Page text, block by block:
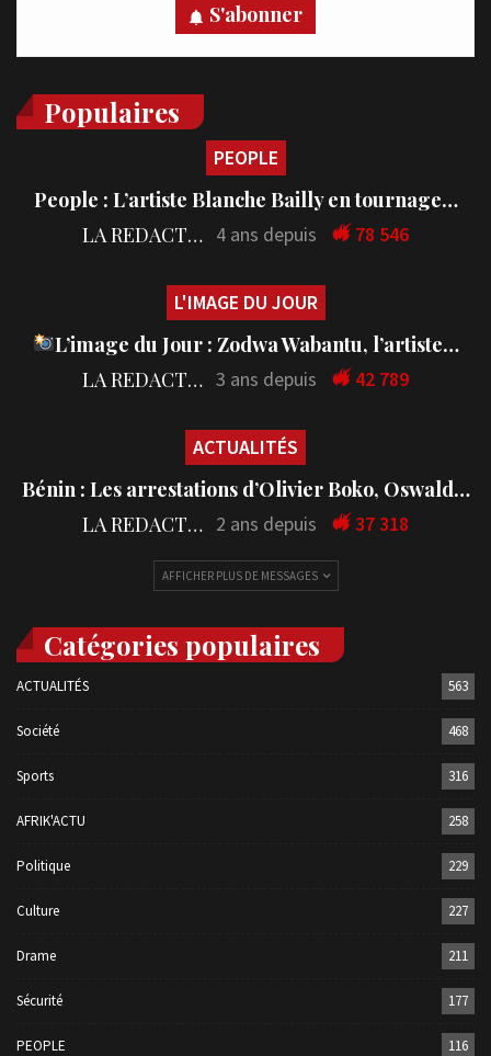
S'abonner
Populaires
PEOPLE
People : L’artiste Blanche Bailly en tournage…
LA REDACTION 4 ans depuis 78 546
L'IMAGE DU JOUR
L’image du Jour : Zodwa Wabantu, l’artiste…
LA REDACTION 3 ans depuis 42 789
ACTUALITÉS
Bénin : Les arrestations d’Olivier Boko, Oswald…
LA REDACTION 2 ans depuis 37 318
AFFICHER PLUS DE MESSAGES
Catégories populaires
ACTUALITÉS 563
Société 468
Sports 316
AFRIK'ACTU 258
Politique 229
Culture 227
Drame 211
Sécurité 177
PEOPLE 116